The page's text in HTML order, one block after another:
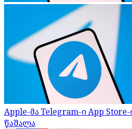
Apple-მა Telegram-ი App
წაშალა